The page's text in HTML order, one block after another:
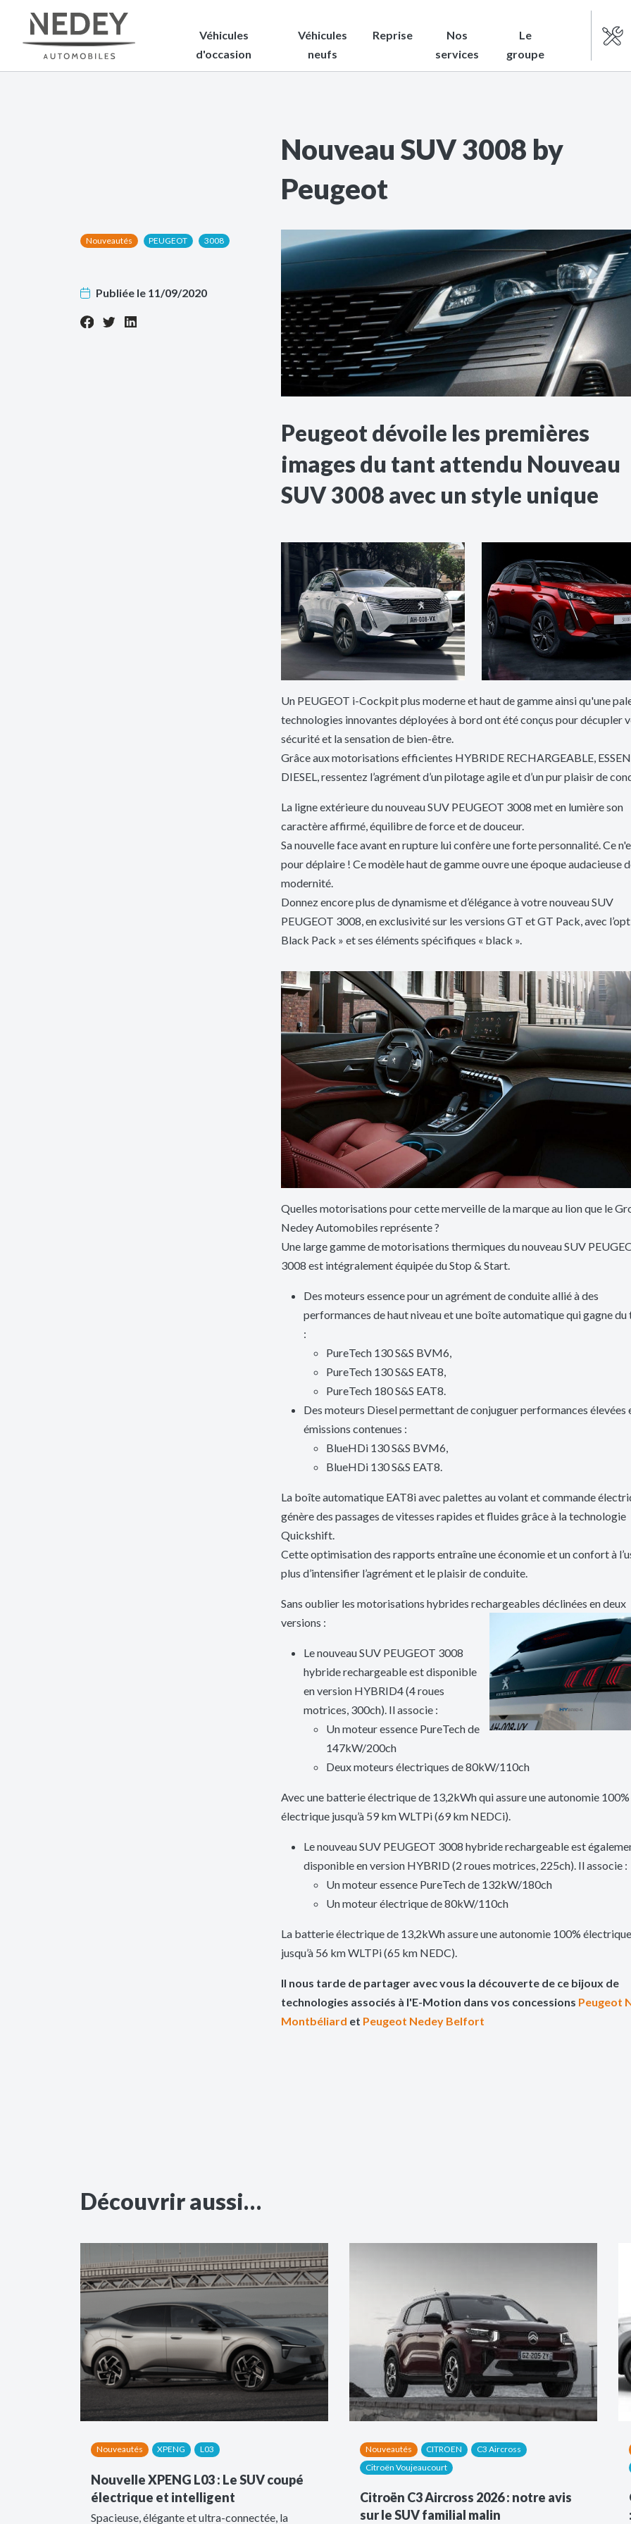
Véhicules
d'occasion
Véhicules
neufs
Reprise
Nos
services
Le
groupe
Nouveau SUV 3008 by
Peugeot
Nouveautés PEUGEOT 3008
Publiée le 11/09/2020
Peugeot dévoile les premières
images du tant attendu Nouveau
SUV 3008 avec un style unique
Un PEUGEOT i-Cockpit plus moderne et haut de gamme ainsi qu'une
technologies innovantes déployées à bord ont été conçus pour décupler
sécurité et la sensation de bien-être.
Grâce aux motorisations efficientes HYBRIDE RECHARGEABLE,
DIESEL, ressentez l’agrément d’un pilotage agile et d’un pur plaisir de
La ligne extérieure du nouveau SUV PEUGEOT 3008 met en lumière son
caractère affirmé, équilibre de force et de douceur.
Sa nouvelle face avant en rupture lui confère une forte personnalité. Ce
pour déplaire ! Ce modèle haut de gamme ouvre une époque audacieuse
modernité.
Donnez encore plus de dynamisme et d’élégance à votre nouveau SUV
PEUGEOT 3008, en exclusivité sur les versions GT et GT Pack, avec
Black Pack » et ses éléments spécifiques « black ».
Quelles motorisations pour cette merveille de la marque au lion que le
Nedey Automobiles représente ?
Une large gamme de motorisations thermiques du nouveau SUV
3008 est intégralement équipée du Stop & Start.
Des moteurs essence pour un agrément de conduite allié à des
performances de haut niveau et une boîte automatique qui gagne du
:
PureTech 130 S&S BVM6,
PureTech 130 S&S EAT8,
PureTech 180 S&S EAT8.
Des moteurs Diesel permettant de conjuguer performances élevées
émissions contenues :
BlueHDi 130 S&S BVM6,
BlueHDi 130 S&S EAT8.
La boîte automatique EAT8i avec palettes au volant et commande
génère des passages de vitesses rapides et fluides grâce à la technologie
Quickshift.
Cette optimisation des rapports entraîne une économie et un confort à
plus d’intensifier l’agrément et le plaisir de conduite.
Sans oublier les motorisations hybrides rechargeables déclinées en deux
versions :
Le nouveau SUV PEUGEOT 3008
hybride rechargeable est disponible
en version HYBRID4 (4 roues
motrices, 300ch). Il associe :
Un moteur essence PureTech de
147kW/200ch
Deux moteurs électriques de 80kW/110ch
Avec une batterie électrique de 13,2kWh qui assure une autonomie 100%
électrique jusqu’à 59 km WLTPi (69 km NEDCi).
Le nouveau SUV PEUGEOT 3008 hybride rechargeable est
disponible en version HYBRID (2 roues motrices, 225ch). Il associe :
Un moteur essence PureTech de 132kW/180ch
Un moteur électrique de 80kW/110ch
La batterie électrique de 13,2kWh assure une autonomie 100% électrique
jusqu’à 56 km WLTPi (65 km NEDC).
Il nous tarde de partager avec vous la découverte de ce bijoux de
technologies associés à l'E-Motion dans vos concessions Peugeot
Montbéliard et Peugeot Nedey Belfort
Découvrir aussi…
Nouveautés XPENG L03
Nouvelle XPENG L03 : Le SUV coupé
électrique et intelligent
Spacieuse, élégante et ultra-connectée, la
Nouveautés CITROEN
C3 Aircross
Citroën Voujeaucourt
Citroën C3 Aircross 2026 : notre avis
sur le SUV familial malin